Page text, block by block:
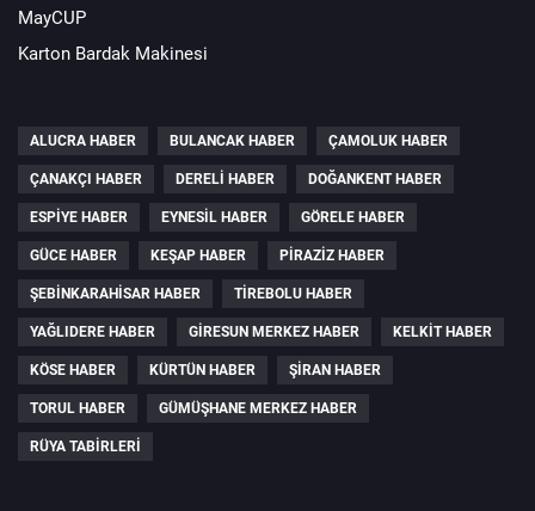
MayCUP
Karton Bardak Makinesi
ALUCRA HABER BULANCAK HABER ÇAMOLUK HABER
ÇANAKÇI HABER DERELI HABER DOĞANKENT HABER
ESPIYE HABER EYNESIL HABER GÖRELE HABER
GÜCE HABER KEŞAP HABER PIRAZIZ HABER
ŞEBINKARAHISAR HABER TIREBOLU HABER
YAĞLIDERE HABER GIRESUN MERKEZ HABER KELKIT HABER
KÖSE HABER KÜRTÜN HABER ŞIRAN HABER
TORUL HABER GÜMÜŞHANE MERKEZ HABER
RÜYA TABIRLERI